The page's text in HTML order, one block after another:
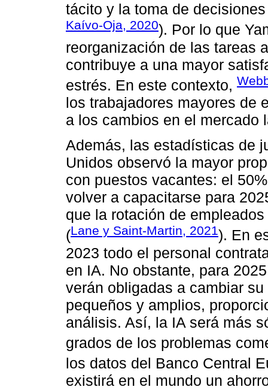
tácito y la toma de
Kaívo-Oja, 2020). Por lo que
reorganización de las tareas
contribuye a una mayor
estrés. En este contexto,
los trabajadores mayores de
a los cambios en el mercado
Además, las estadísticas de
Unidos observó la mayor
con puestos vacantes: el
volver a capacitarse para
que la rotación de
(Lane y Saint-Martin, 2021). En
2023 todo el personal
en IA. No obstante, para
verán obligadas a cambiar
pequeños y amplios,
análisis. Así, la IA será más
grados de los problemas
los datos del Banco Central
existirá en el mundo un